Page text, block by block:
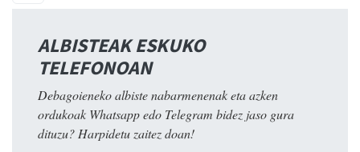
ALBISTEAK ESKUKO
TELEFONOAN
Debagoieneko albiste nabarmenenak eta azken
ordukoak Whatsapp edo Telegram bidez jaso gura
dituzu? Harpidetu zaitez doan!